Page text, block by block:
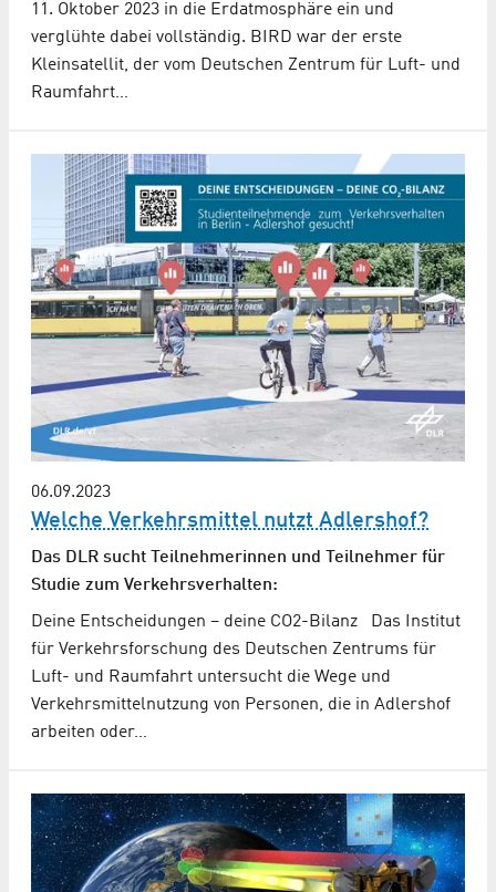
11. Oktober 2023 in die Erdatmosphäre ein und
verglühte dabei vollständig. BIRD war der erste
Kleinsatellit, der vom Deutschen Zentrum für Luft- und
Raumfahrt…
06.09.2023
Welche Verkehrsmittel nutzt Adlershof?
Das DLR sucht Teilnehmerinnen und Teilnehmer für
Studie zum Verkehrsverhalten:
Deine Entscheidungen – deine CO2-Bilanz Das Institut
für Verkehrsforschung des Deutschen Zentrums für
Luft- und Raumfahrt untersucht die Wege und
Verkehrsmittelnutzung von Personen, die in Adlershof
arbeiten oder…